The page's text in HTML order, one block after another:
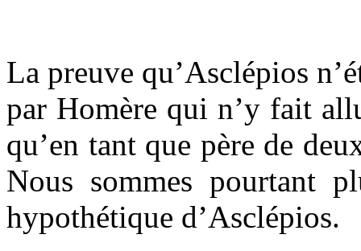
La preuve qu’Asclépios
par Homère qui n’y fait
qu’en tant que père de
Nous sommes pourtant
hypothétique d’Asclépios.